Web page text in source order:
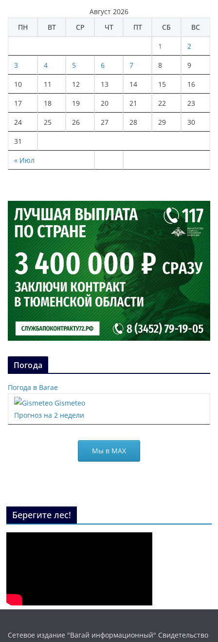
Август 2026
ПН
ВТ СР ЧТ ПТ СБ ВС
« Июл
1 2
3 4 5 6 7 8 9
10 11 12 13 14 15 16
17 18 19 20 21 22 23
24 25 26 27 28 29 30
31
Погода
Погода в Вагае
Gismeteo
Прогноз на 2 недели
Мы в МАХ
Берегите лес!
Сетевое издание "Вагай информационный" Свидетельство